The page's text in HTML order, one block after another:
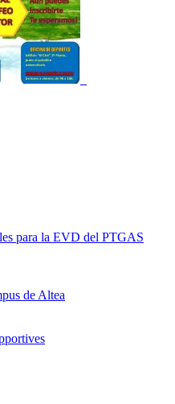
para la EVD del PTGAS
de Altea